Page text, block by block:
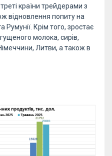
країни трейдерами з
відновлення попиту на
Румунії. Крім того, зростає
молока, сирів,
Литви, а також в